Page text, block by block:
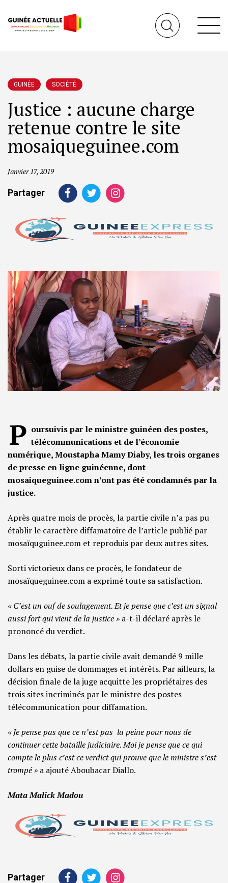
GUINÉE SOCIÉTÉ
Justice : aucune charge
retenue contre le site
mosaiqueguinee.com
Janvier 17, 2019
Partager
P oursuivis par le ministre guinéen des postes,
télécommunications et de l’économie
numérique, Moustapha Mamy Diaby, les trois organes
de presse en ligne guinéenne, dont
mosaiqueguinee.com n’ont pas été condamnés par la
justice.
Après quatre mois de procès, la partie civile n’a pas pu
établir le caractère diffamatoire de l’article publié par
mosaïquguinee.com et reproduis par deux autres sites.
Sorti victorieux dans ce procès, le fondateur de
mosaïqueguinee.com a exprimé toute sa satisfaction.
« C’est un ouf de soulagement. Et je pense que c’est un signal
aussi fort qui vient de la justice » a-t-il déclaré après le
prononcé du verdict.
Dans les débats, la partie civile avait demandé 9 mille
dollars en guise de dommages et intérêts. Par ailleurs, la
décision finale de la juge acquitte les propriétaires des
trois sites incriminés par le ministre des postes
télécommunication pour diffamation.
« Je pense pas que ce n’est pas la peine pour nous de
continuer cette bataille judiciaire. Moi je pense que ce qui
compte le plus c’est ce verdict qui prouve que le ministre s’est
trompé » a ajouté Aboubacar Diallo.
Mata Malick Madou
Partager